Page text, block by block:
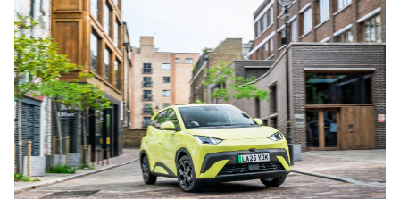
Giấy phép số: 03/GP-BC, cấp ngày 22/4/2025
Chuyên trang của Báo Xây dựng
Tòa soạn: Số 2 Nguyễn Công Hoan, phường Giảng Võ,
Hà Nội.
Hotline: 0967 376 459;
Liên hệ quảng cáo phát hành: 0915.057.282
Email:bandoc@baoxaydung.vn